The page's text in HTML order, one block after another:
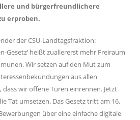
und bürgerfreundlichere
erproben.
der CSU-Landtagsfraktion:
Gesetz‘ heißt zuallererst mehr Freiraum
Wir setzen auf den Mut zum
aus allen
dass wir offene Türen einrennen. Jetzt
Tat umsetzen. Das Gesetz tritt am 16.
über eine einfache digitale